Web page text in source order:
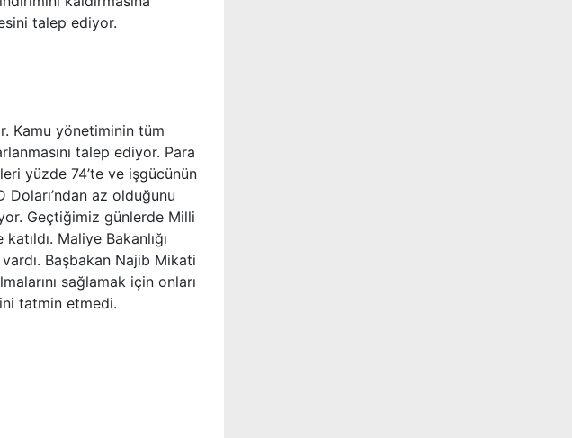
talep ediyor.
Kamu yönetiminin tüm
talep ediyor. Para
yüzde 74’te ve işgücünün
az olduğunu
Geçtiğimiz günlerde Milli
Maliye Bakanlığı
Başbakan Najib Mikati
sağlamak için onları
tatmin etmedi.